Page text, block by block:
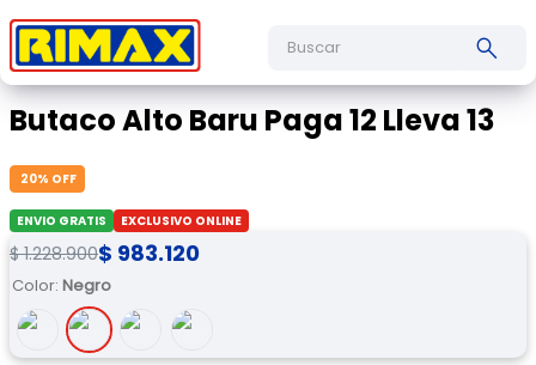
Butaco Alto Baru Paga 12 Lleva 13
20% OFF
ENVIO GRATIS EXCLUSIVO ONLINE
$ 1.228.900$ 983.120
Color: Negro